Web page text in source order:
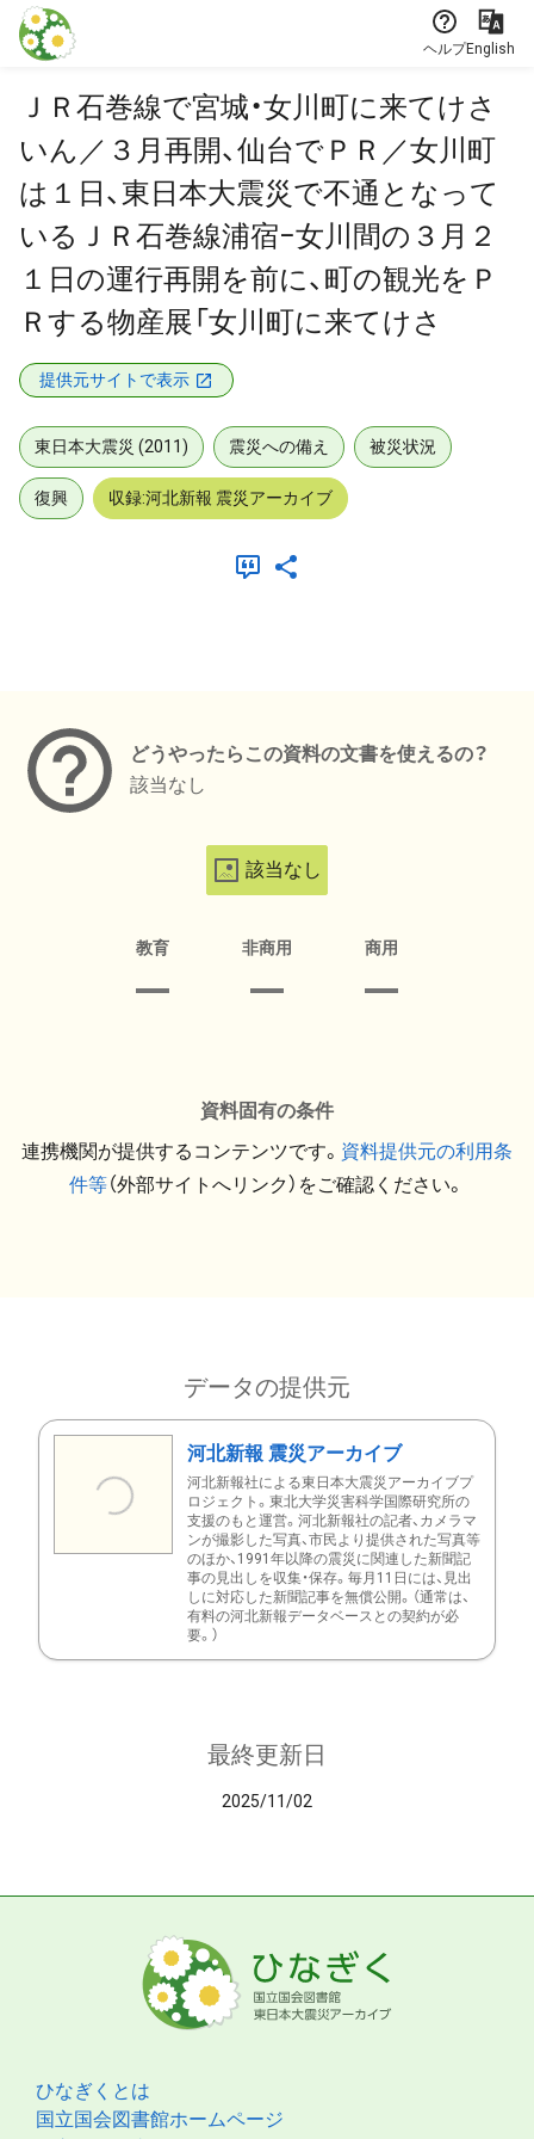
本文に飛ぶ
ヘルプEnglish
ＪＲ石巻線で宮城・女川町に来てけさ
いん／３月再開、仙台でＰＲ／女川町
は１日、東日本大震災で不通となって
いるＪＲ石巻線浦宿−女川間の３月２
１日の運行再開を前に、町の観光をＰ
Ｒする物産展「女川町に来てけさ
提供元サイトで表示
東日本大震災 (2011) 震災への備え 被災状況
復興 収録:河北新報 震災アーカイブ
どうやったらこの資料の文書を使えるの？
該当なし
該当なし
教育 非商用 商用
資料固有の条件
連携機関が提供するコンテンツです。 資料提供元の利用条
件等（外部サイトへリンク）をご確認ください。
データの提供元
河北新報 震災アーカイブ
河北新報社による東日本大震災アーカイブプ
ロジェクト。東北大学災害科学国際研究所の
支援のもと運営。河北新報社の記者、カメラマ
ンが撮影した写真、市民より提供された写真等
のほか、1991年以降の震災に関連した新聞記
事の見出しを収集・保存。毎月11日には、見出
しに対応した新聞記事を無償公開。（通常は、
有料の河北新報データベースとの契約が必
要。）
最終更新日
2025/11/02
ひなぎくとは
国立国会図書館ホームページ